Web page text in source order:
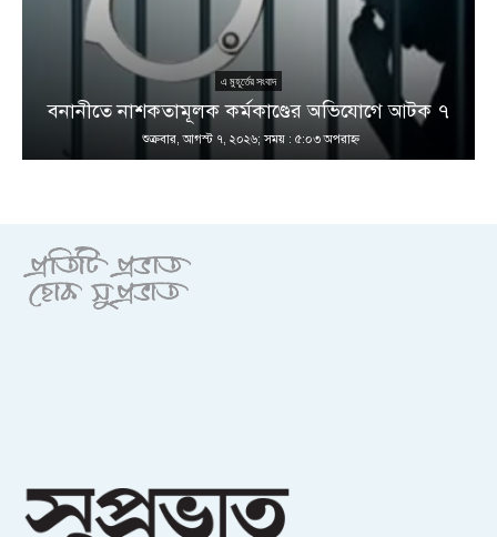
এ মুহূর্তের সংবাদ
বনানীতে নাশকতামূলক কর্মকাণ্ডের অভিযোগে আটক ৭
শুক্রবার, আগস্ট ৭, ২০২৬; সময় : ৫:০৩ অপরাহ্ণ